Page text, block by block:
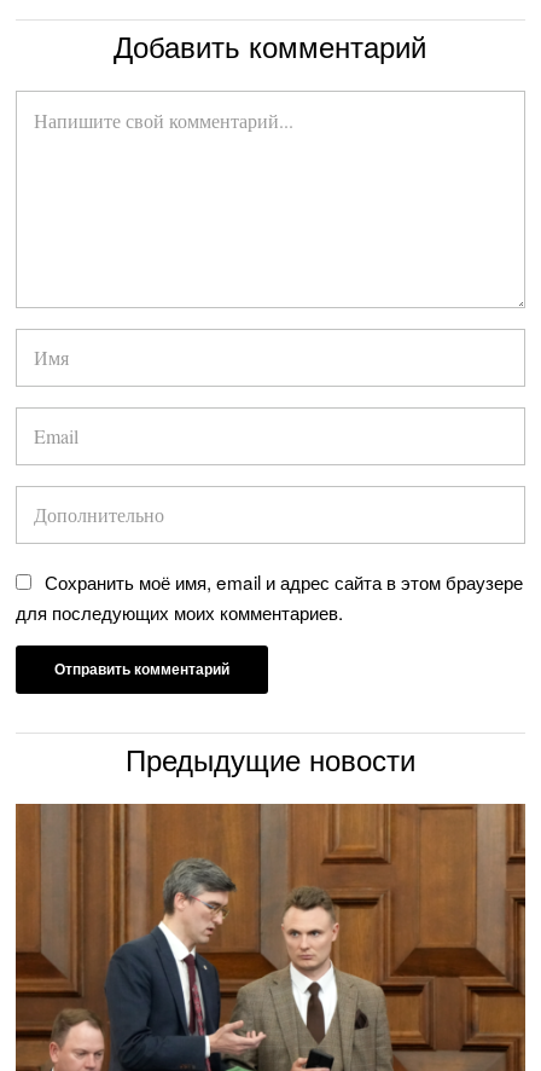
Добавить комментарий
Сохранить моё имя, email и адрес сайта в этом браузере
для последующих моих комментариев.
Предыдущие новости